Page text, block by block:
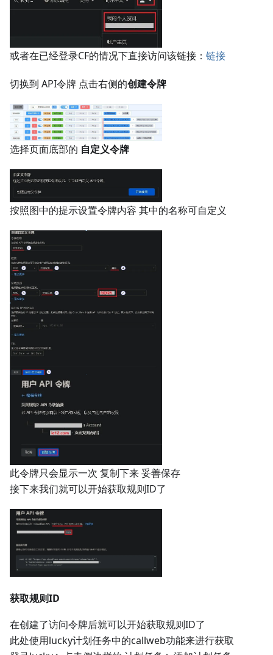
或者在已经登录CF的情况下直接访问该链接： 链接
切换到 API令牌 点击右侧的创建令牌
选择页面底部的 自定义令牌
按照图中的提示设置令牌内容 其中的名称可自定义
此令牌只会显示一次 复制下来 妥善保存
接下来我们就可以开始获取规则ID了
获取规则ID
在创建了访问令牌后就可以开始获取规则ID了
此处使用lucky计划任务中的callweb功能来进行获取